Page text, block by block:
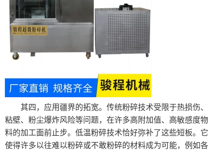
其四，应用疆界的拓宽。传统粉碎技术受限于热损伤、
粘壁、粉尘爆炸风险等问题，在许多高附加值、高敏感度物
料的加工面前止步。低温粉碎技术恰好弥补了这些短板。它
使得许多以往难以粉碎或不敢粉碎的材料成为可能，例如各